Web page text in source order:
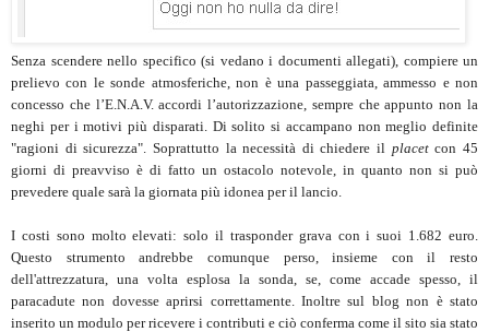
Senza scendere nello specifico (si vedano i documenti allegati), compiere un
prelievo con le sonde atmosferiche, non è una passeggiata, ammesso e non
concesso che l’E.N.A.V. accordi l’autorizzazione, sempre che appunto non la
neghi per i motivi più disparati. Di solito si accampano non meglio definite
"ragioni di sicurezza". Soprattutto la necessità di chiedere il placetcon 45
giorni di preavviso è di fatto un ostacolo notevole, in quanto non si può
prevedere quale sarà la giornata più idonea per il lancio.
I costi sono molto elevati: solo il trasponder grava con i suoi 1.682 euro.
Questo strumento andrebbe comunque perso, insieme con il resto
dell'attrezzatura, una volta esplosa la sonda, se, come accade spesso, il
paracadute non dovesse aprirsi correttamente. Inoltre sul blog non è stato
inserito un modulo per ricevere i contributi e ciò conferma come il sito sia stato